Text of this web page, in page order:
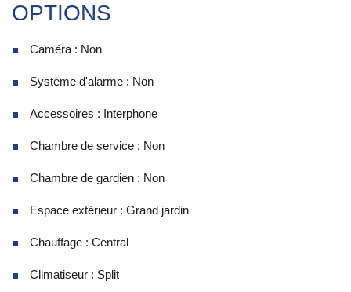
OPTIONS
Caméra : Non
Système d'alarme : Non
Accessoires : Interphone
Chambre de service : Non
Chambre de gardien : Non
Espace extérieur : Grand jardin
Chauffage : Central
Climatiseur : Split